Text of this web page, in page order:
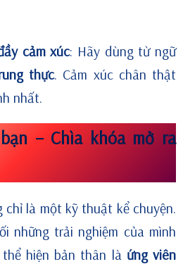
cảm xúc: Hãy dùng từ ngữ
thực. Cảm xúc chân thật
nhất.
– Chìa khóa mở ra
chỉ là một kỹ thuật kể chuyện.
những trải nghiệm của mình
hiện bản thân là ứng viên